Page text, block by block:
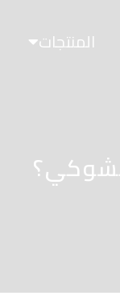
المنتجات